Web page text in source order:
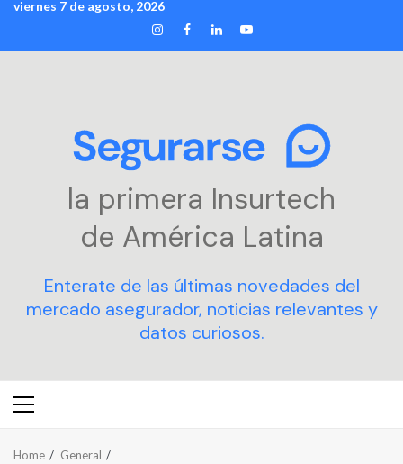
Skip
content
viernes 7 de agosto, 2026
INSTAGRAM
FACEBOOK
LINKEDIN
YOUTUBE
la primera Insurtech
de América Latina
Enterate de las últimas novedades del
mercado asegurador, noticias relevantes y
datos curiosos.
Primary
Home
General